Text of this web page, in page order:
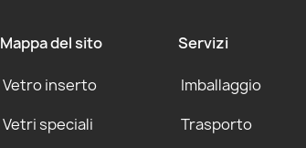
Mappa del sito
Vetro inserto
Vetri speciali
Servizi
Imballaggio
Trasporto